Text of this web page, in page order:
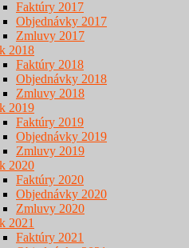
Faktúry 2017
Objednávky 2017
Zmluvy 2017
2018
Faktúry 2018
Objednávky 2018
Zmluvy 2018
2019
Faktúry 2019
Objednávky 2019
Zmluvy 2019
2020
Faktúry 2020
Objednávky 2020
Zmluvy 2020
2021
Faktúry 2021